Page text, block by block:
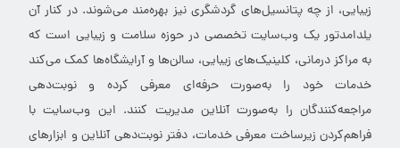
زیبایی، از چه پتانسیل‌های گردشگری نیز بهره‌مند می‌شوند. در کنار آن
یلدامدتور یک وب‌سایت تخصصی در حوزه سلامت و زیبایی است که
به مراکز درمانی، کلینیک‌های زیبایی، سالن‌ها و آرایشگاه‌ها کمک می‌کند
خدمات خود را به‌صورت حرفه‌ای معرفی کرده و نوبت‌دهی
مراجعه‌کنندگان را به‌صورت آنلاین مدیریت کنند. این وب‌سایت با
فراهم‌کردن زیرساخت معرفی خدمات، دفتر نوبت‌دهی آنلاین و ابزارهای